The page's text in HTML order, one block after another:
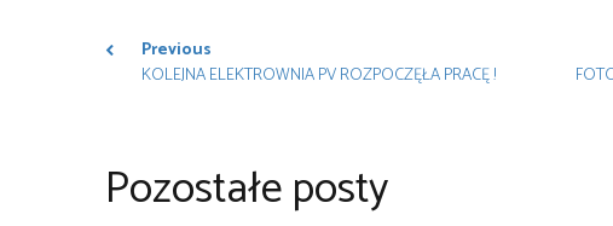
Previous
KOLEJNA ELEKTROWNIA PV ROZPOCZĘŁA PRACĘ !
Pozostałe posty